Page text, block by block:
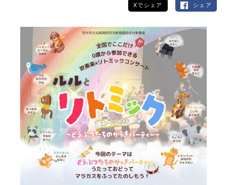
Xでシェア シェア